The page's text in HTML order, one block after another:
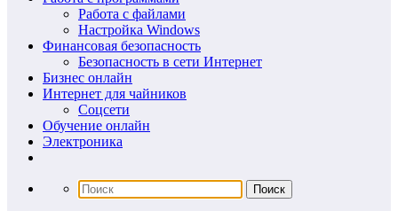
Работа с файлами
Настройка Windows
Финансовая безопасность
Безопасность в сети Интернет
Бизнес онлайн
Интернет для чайников
Соцсети
Обучение онлайн
Электроника